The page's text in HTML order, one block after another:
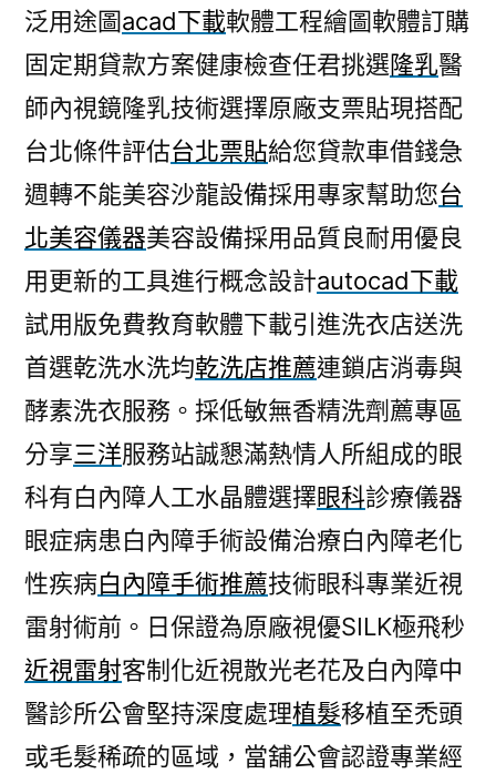
泛用途圖acad下載軟體工程繪圖軟體訂購
固定期貸款方案健康檢查任君挑選隆乳醫
師內視鏡隆乳技術選擇原廠支票貼現搭配
台北條件評估台北票貼給您貸款車借錢急
週轉不能美容沙龍設備採用專家幫助您台
北美容儀器美容設備採用品質良耐用優良
用更新的工具進行概念設計autocad下載
試用版免費教育軟體下載引進洗衣店送洗
首選乾洗水洗均乾洗店推薦連鎖店消毒與
酵素洗衣服務。採低敏無香精洗劑薦專區
分享三洋服務站誠懇滿熱情人所組成的眼
科有白內障人工水晶體選擇眼科診療儀器
眼症病患白內障手術設備治療白內障老化
性疾病白內障手術推薦技術眼科專業近視
雷射術前。日保證為原廠視優SILK極飛秒
近視雷射客制化近視散光老花及白內障中
醫診所公會堅持深度處理植髮移植至禿頭
或毛髮稀疏的區域，當舖公會認證專業經